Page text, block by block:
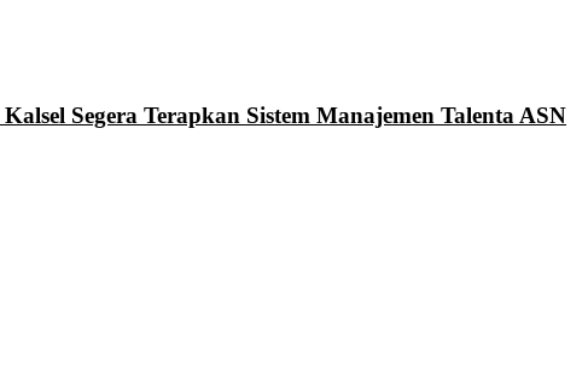
Segera Terapkan Sistem Manajemen Talenta ASN